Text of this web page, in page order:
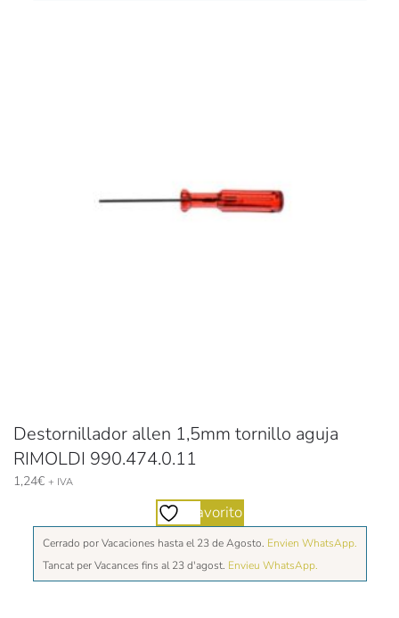
Destornillador allen 1,5mm tornillo aguja
RIMOLDI 990.474.0.11
1,24€ + IVA
Favorito
Cerrado por Vacaciones hasta el 23 de Agosto. Envien WhatsApp.
Tancat per Vacances fins al 23 d'agost. Envieu WhatsApp.